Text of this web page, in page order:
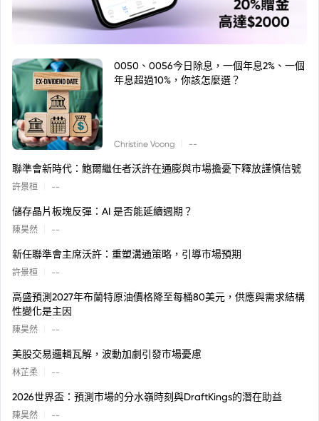
0050、0056今日除息，一個年息2%、一個
年息超過10%，你該怎麼選？
Christine Voong --
聯準會新時代：鮑爾繼任者沃許在通膨與市場擔憂下釋放謹慎信號
許景桓 --
儲存晶片板塊反彈：AI 是否能延續週期？
陳昊然 --
新任聯準會主席沃許：重塑溝通策略，引導市場預期
許景桓 --
高盛預測2027年布蘭特原油價格降至每桶80美元，供應與需求結構
性變化是主因
陳昊然 --
美股交易邏輯瓦解，波動加劇引發市場憂慮
林芷柔 --
2026世界盃：預測市場的分水嶺時刻與DraftKings的潛在助益
陳昊然 --